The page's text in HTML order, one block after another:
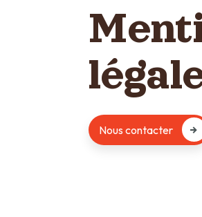
Nous contacter